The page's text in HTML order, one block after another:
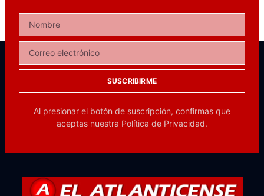
SUSCRIBIRME
Al presionar el botón de suscripción, confirmas que
aceptas nuestra Política de Privacidad.